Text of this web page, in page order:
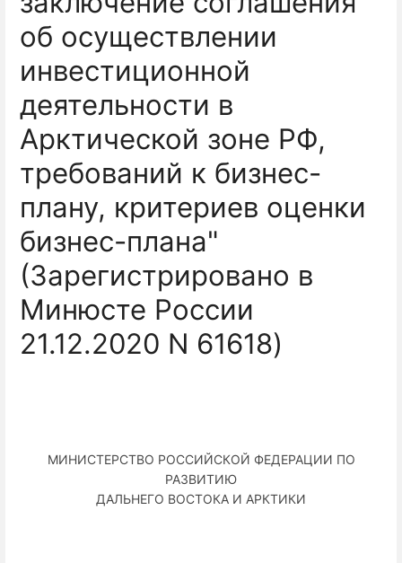
об осуществлении
инвестиционной
деятельности в
Арктической зоне РФ,
требований к бизнес-
плану, критериев оценки
бизнес-плана"
(Зарегистрировано в
Минюсте России
21.12.2020 N 61618)
МИНИСТЕРСТВО РОССИЙСКОЙ ФЕДЕРАЦИИ ПО
РАЗВИТИЮ
ДАЛЬНЕГО ВОСТОКА И АРКТИКИ